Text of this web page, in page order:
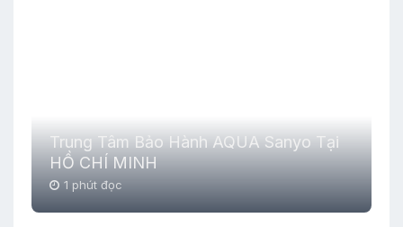
Trung Tâm Bảo Hành AQUA Sanyo Tại
HỒ CHÍ MINH
1 phút đọc